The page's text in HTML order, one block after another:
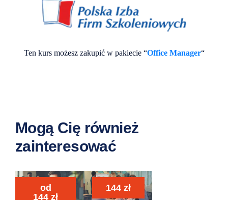
Ten kurs możesz zakupić w pakiecie “Office Manager“
Mogą Cię również
zainteresować
od
144zł
144 zł